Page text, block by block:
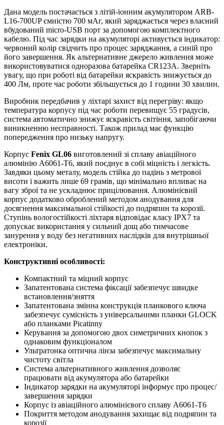
Дана модель постачається з літій-іонним акумулятором ARB-
L16-700UP ємністю 700 мАг, який заряджається через власний
вбудований micro-USB порт за допомогою комплектного
кабелю. Під час зарядки на акумуляторі активується індикатор:
червоний колір свідчить про процес заряджання, а синій про
його завершення. Як альтернативне джерело живлення може
використовуватися одноразова батарейка CR123A. Зверніть
увагу, що при роботі від батарейки яскравість знижується до
400 Лм, проте час роботи збільшується до 1 години 30 хвилин.
Виробник передбачив у ліхтарі захист від перегріву: якщо
температура корпусу під час роботи перевищує 55 градусів,
система автоматично знижує яскравість світіння, запобігаючи
виникненню несправності. Також прилад має функцію
попередження про низьку напругу.
Корпус Fenix GL06 виготовлений зі сплаву авіаційного
алюмінію A6061-T6, який поєднує в собі міцність і легкість.
Завдяки цьому металу, модель стійка до падінь з метрової
висоти і важить лише 69 грамів, що мінімально впливає на
вагу зброї та не ускладнює прицілювання. Алюмінієвий
корпус додатково оброблений методом анодування для
досягнення максимальної стійкості до подряпин та корозії.
Ступінь вологостійкості ліхтаря відповідає класу IPX7 та
допускає використання у сильний дощ або тимчасове
занурення у воду без негативних наслідків для внутрішньої
електроніки.
Конструктивні особливості:
Компактний та міцний корпус
Запатентована система фіксації забезпечує швидке
встановлення/зняття
Запатентована змінна конструкція планкового ключа
забезпечує сумісність з універсальними планки GLOCK
або планками Picatinny
Керування за допомогою двох симетричних кнопок з
однаковим функціоналом
Ультратонка оптична лінза забезпечує максимальну
чистоту світла
Система альтернативного живлення дозволяє
працювати від акумулятора або батарейки
Індикатор зарядки на акумуляторі інформує про процес/
завершення зарядки
Корпус із авіаційного алюмінієвого сплаву А6061-T6
Покриття методом анодування захищає від подряпин та
корозії